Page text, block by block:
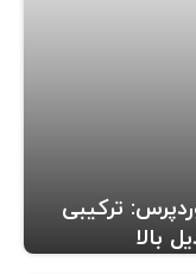
ترکیبی
بالا